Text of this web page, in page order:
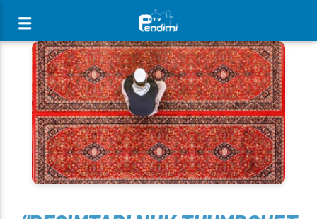
[There are no radio stations in the database]